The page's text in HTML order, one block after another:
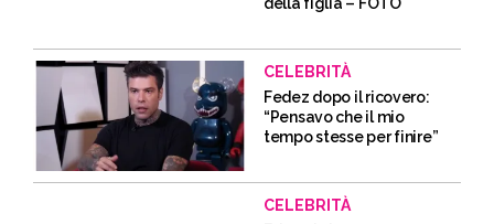
CELEBRITÀ
Fedez dopo il ricovero:
“Pensavo che il mio
tempo stesse per finire”
CELEBRITÀ